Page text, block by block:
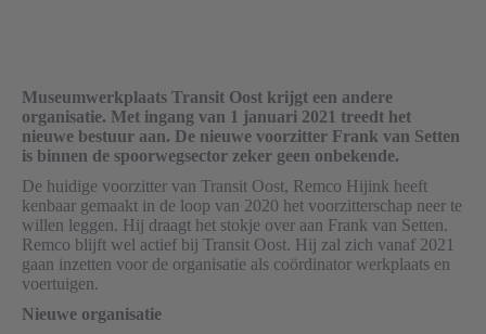
Museumwerkplaats Transit Oost krijgt een andere
organisatie. Met ingang van 1 januari 2021 treedt het
nieuwe bestuur aan. De nieuwe voorzitter Frank van Setten
is binnen de spoorwegsector zeker geen onbekende.
De huidige voorzitter van Transit Oost, Remco Hijink heeft
kenbaar gemaakt in de loop van 2020 het voorzitterschap neer te
willen leggen. Hij draagt het stokje over aan Frank van Setten.
Remco blijft wel actief bij Transit Oost. Hij zal zich vanaf 2021
gaan inzetten voor de organisatie als coördinator werkplaats en
voertuigen.
Nieuwe organisatie